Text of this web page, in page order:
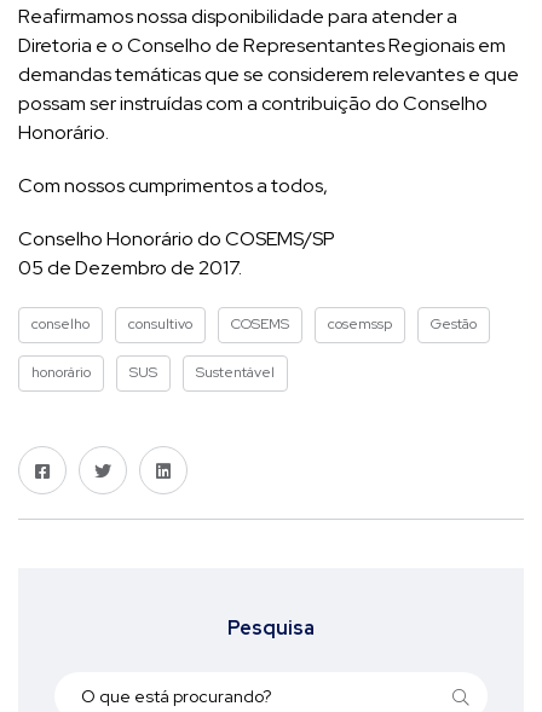
Reafirmamos nossa disponibilidade para atender a
Diretoria e o Conselho de Representantes Regionais em
demandas temáticas que se considerem relevantes e que
possam ser instruídas com a contribuição do Conselho
Honorário.
Com nossos cumprimentos a todos,
Conselho Honorário do COSEMS/SP
05 de Dezembro de 2017.
conselho consultivo COSEMS cosemssp Gestão
honorário SUS Sustentável
Pesquisa